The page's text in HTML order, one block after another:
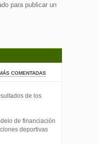
para publicar un
COMENTADAS
de los
de financiación
deportivas